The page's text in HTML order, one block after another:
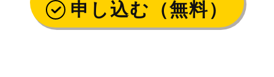
申し込む（無料）